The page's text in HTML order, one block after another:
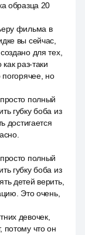
образца 20
фильма в
вы сейчас,
для тех,
раз-таки
погорячее, но
полный
губку боба из
достигается
полный
губку боба из
детей верить,
Это очень,
девочек,
потому что он